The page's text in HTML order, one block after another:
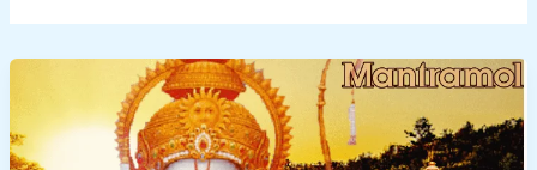
baan
siddhi